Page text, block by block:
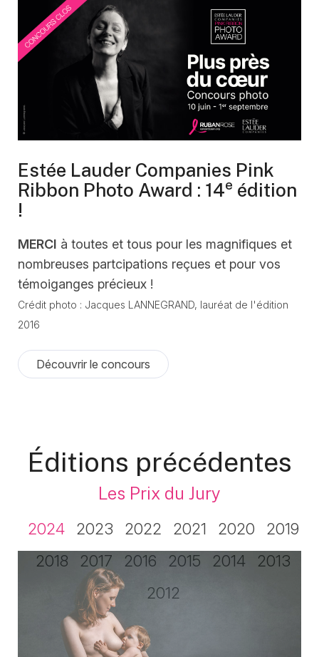
Estée Lauder Companies Pink
Ribbon Photo Award : 14e édition
!
MERCI à toutes et tous pour les magnifiques et
nombreuses partcipations reçues et pour vos
témoiganges précieux !
Crédit photo : Jacques LANNEGRAND, lauréat de l'édition
2016
Découvrir le concours
Éditions précédentes
Les Prix du Jury
2024 2023 2022 2021 2020
2019
2018
2017 2016 2015 2014
2013
2012